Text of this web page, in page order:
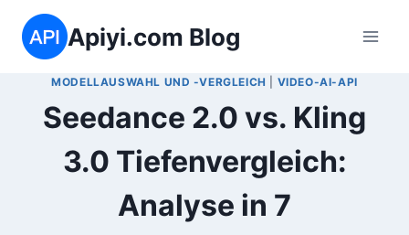
Inhalt
springen
Apiyi.com Blog
MODELLAUSWAHL UND -VERGLEICH VIDEO-AI-API
Seedance 2.0 vs. Kling
3.0 Tiefenvergleich:
Analyse in 7